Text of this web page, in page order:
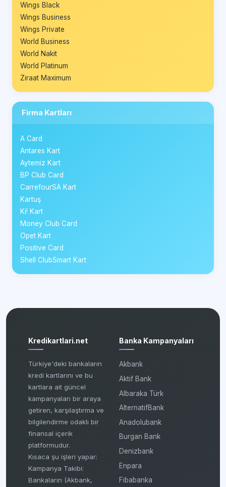
Wings Black
Wings Business
Wings Private
World Business
World Nakit
World Platinum
Ziraat Maximum
Firma Kartları
A Card
Antares Kart
Aytemiz Kart
BP Club Card
CarrefourSA Kart
Kartuş
Ki! Kart
Money Club Card
Opet Kart
Positive Card
Shell ClubSmart Kart
Kredikartlari.net
Türkiye'deki bankaların
kredi kartlarını ve bu
kartlara ait güncel
kampanyaları bir araya
getiren, karşılaştırma ve
bilgilendirme odaklı bir
finansal içerik
platformudur.
Kısaca şu işleri yapar:
Kampanya Takibi:
Bankaların (Akbank,
Banka Kampanyaları
Akbank
Aktif Bank
Albaraka Türk
AlternatifBank
Anadolubank
Burgan Bank
Denizbank
Enpara
Fibabanka